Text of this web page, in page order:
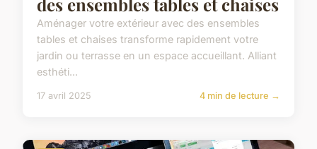
Aménager votre extérieur avec des ensembles
tables et chaises transforme rapidement votre
jardin ou terrasse en un espace accueillant. Alliant
esthéti...
17 avril 2025 4 min de lecture →